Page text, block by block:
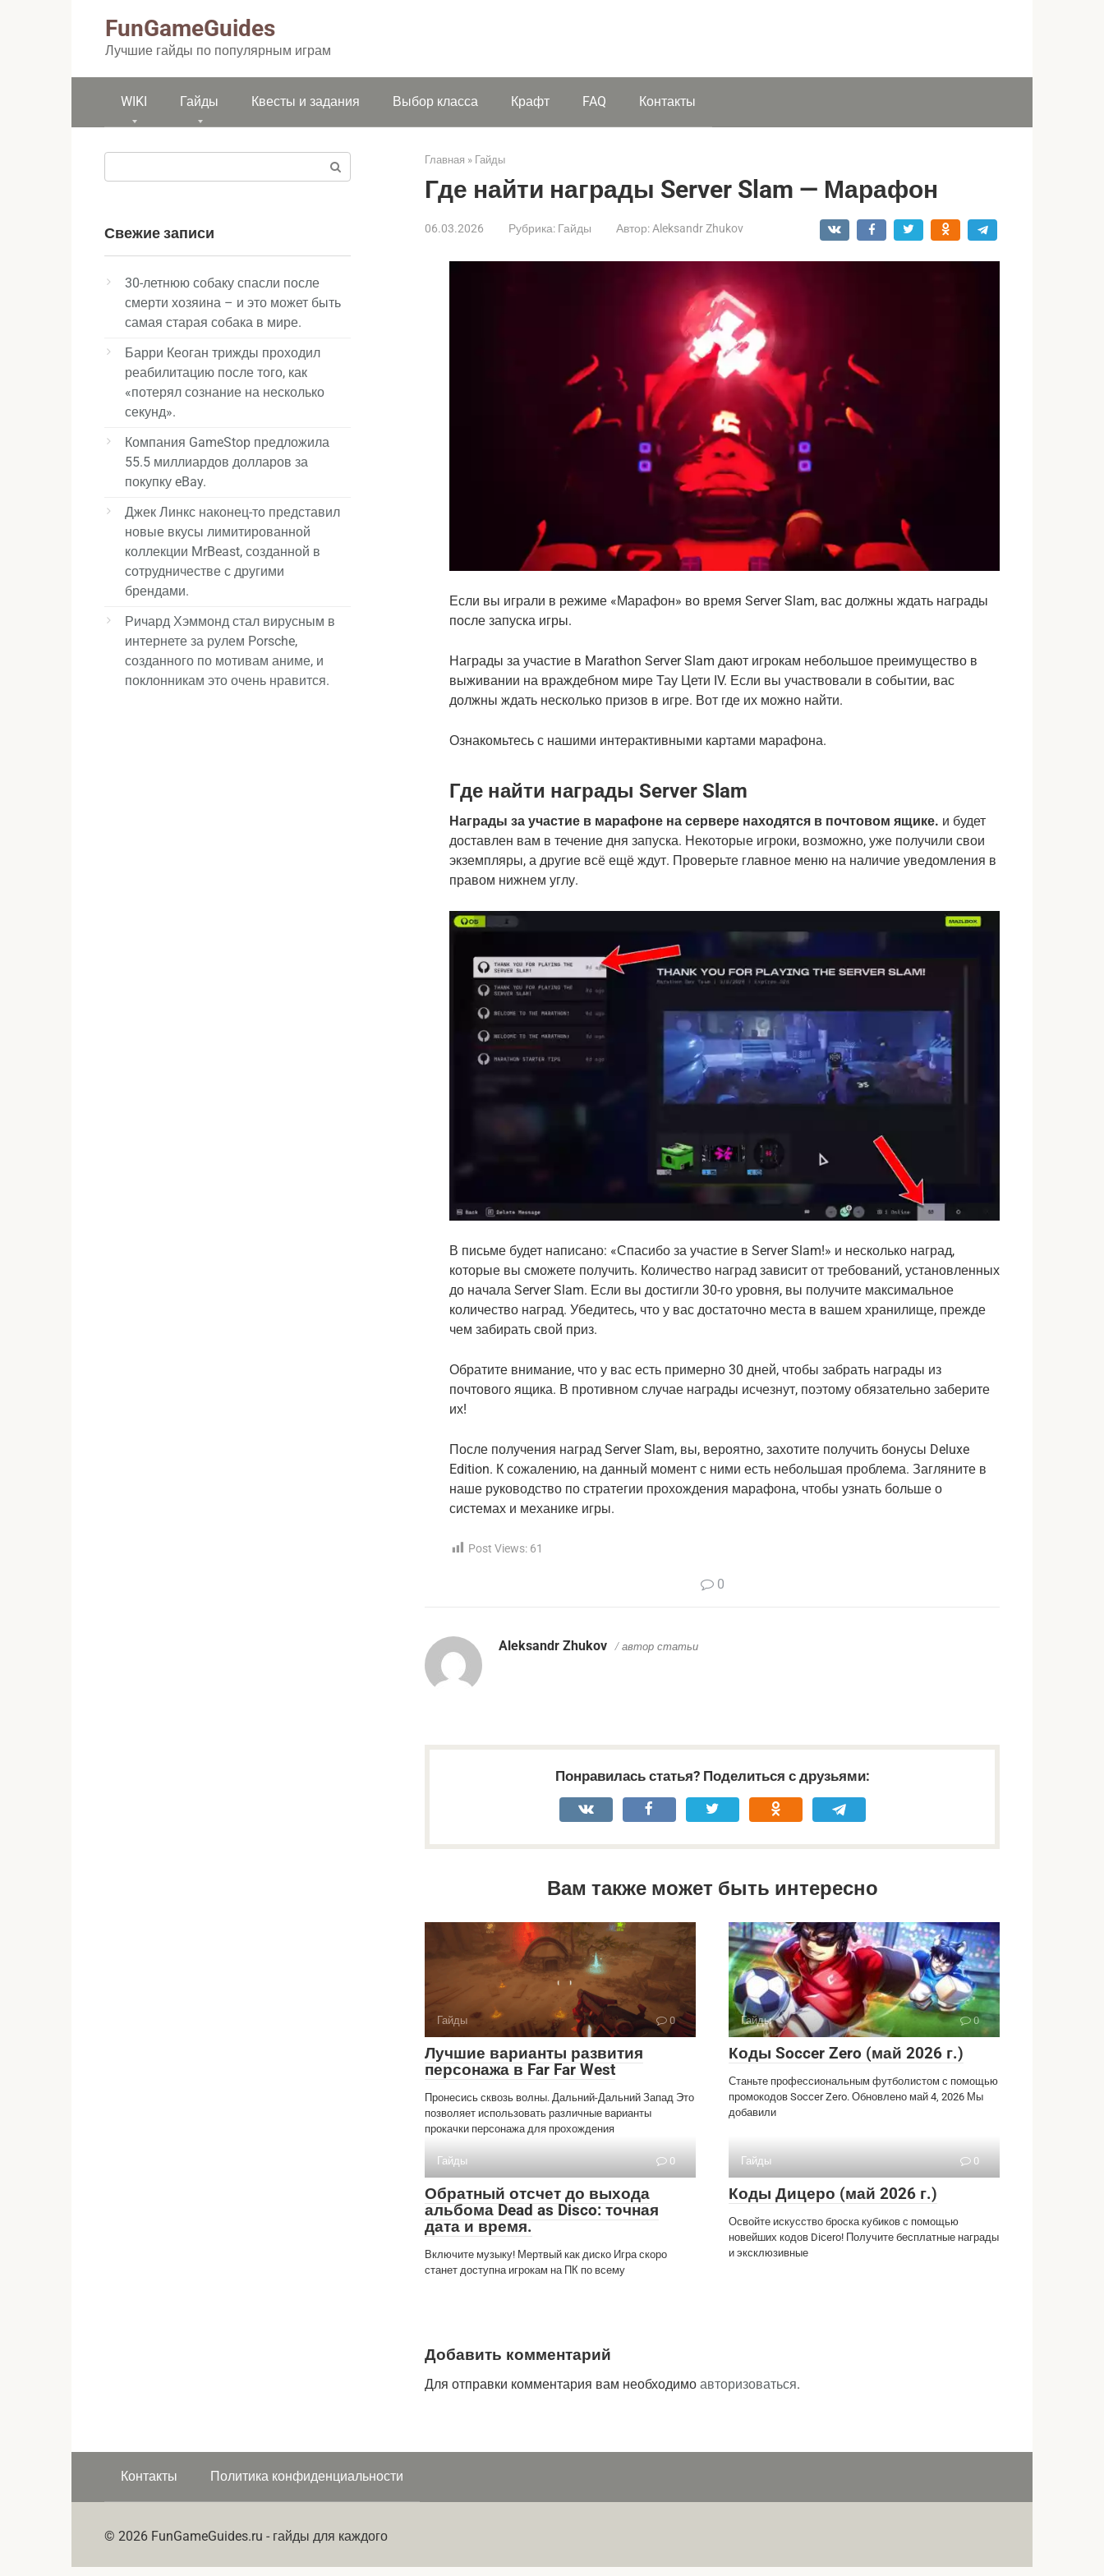
FunGameGuides
Лучшие гайды по популярным играм
WIKI Гайды Квесты и задания Выбор класса Крафт FAQ Контакты
Главная » Гайды
Где найти награды Server Slam — Марафон
06.03.2026 Рубрика: Гайды Автор: Aleksandr Zhukov
Если вы играли в режиме «Марафон» во время Server Slam, вас должны ждать награды
после запуска игры.
Награды за участие в Marathon Server Slam дают игрокам небольшое преимущество в
выживании на враждебном мире Тау Цети IV. Если вы участвовали в событии, вас
должны ждать несколько призов в игре. Вот где их можно найти.
Ознакомьтесь с нашими интерактивными картами марафона.
Где найти награды Server Slam
Награды за участие в марафоне на сервере находятся в почтовом ящике. и будет
доставлен вам в течение дня запуска. Некоторые игроки, возможно, уже получили свои
экземпляры, а другие всё ещё ждут. Проверьте главное меню на наличие уведомления в
правом нижнем углу.
В письме будет написано: «Спасибо за участие в Server Slam!» и несколько наград,
которые вы сможете получить. Количество наград зависит от требований, установленных
до начала Server Slam. Если вы достигли 30-го уровня, вы получите максимальное
количество наград. Убедитесь, что у вас достаточно места в вашем хранилище, прежде
чем забирать свой приз.
Обратите внимание, что у вас есть примерно 30 дней, чтобы забрать награды из
почтового ящика. В противном случае награды исчезнут, поэтому обязательно заберите
их!
После получения наград Server Slam, вы, вероятно, захотите получить бонусы Deluxe
Edition. К сожалению, на данный момент с ними есть небольшая проблема. Загляните в
наше руководство по стратегии прохождения марафона, чтобы узнать больше о
системах и механике игры.
Post Views: 61
0
Aleksandr Zhukov / автор статьи
Понравилась статья? Поделиться с друзьями:
Вам также может быть интересно
Гайды 0
Лучшие варианты развития
персонажа в Far Far West
Пронесись сквозь волны. Дальний-Дальний Запад Это
позволяет использовать различные варианты
прокачки персонажа для прохождения
Гайды 0
Коды Soccer Zero (май 2026 г.)
Станьте профессиональным футболистом с помощью
промокодов Soccer Zero. Обновлено май 4, 2026 Мы
добавили
Гайды 0
Обратный отсчет до выхода
альбома Dead as Disco: точная
дата и время.
Включите музыку! Мертвый как диско Игра скоро
станет доступна игрокам на ПК по всему
Гайды 0
Коды Дицеро (май 2026 г.)
Освойте искусство броска кубиков с помощью
новейших кодов Dicero! Получите бесплатные награды
и эксклюзивные
Добавить комментарий
Для отправки комментария вам необходимо авторизоваться.
Свежие записи
30-летнюю собаку спасли после
смерти хозяина – и это может быть
самая старая собака в мире.
Барри Кеоган трижды проходил
реабилитацию после того, как
«потерял сознание на несколько
секунд».
Компания GameStop предложила
55.5 миллиардов долларов за
покупку eBay.
Джек Линкс наконец-то представил
новые вкусы лимитированной
коллекции MrBeast, созданной в
сотрудничестве с другими
брендами.
Ричард Хэммонд стал вирусным в
интернете за рулем Porsche,
созданного по мотивам аниме, и
поклонникам это очень нравится.
Контакты Политика конфиденциальности
© 2026 FunGameGuides.ru - гайды для каждого